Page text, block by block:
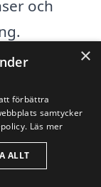
och
om
×
förbättra
samtycker
Läs mer
ALLT